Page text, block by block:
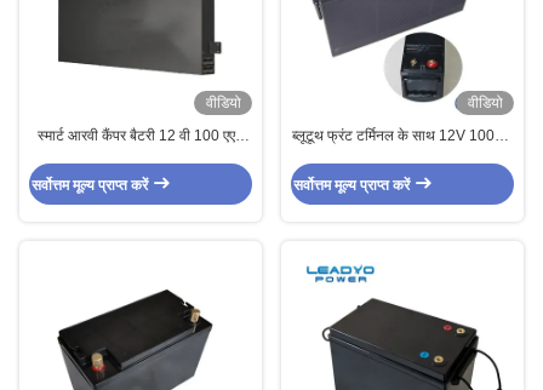
वीडियो
स्मार्ट आरवी कैंपर बैटरी 12 वी 100 एएच
सर्वोत्तम मूल्य प्राप्त करें
वीडियो
ब्लूटूथ फ्रंट टर्मिनल के साथ 12V 100Ah
सर्वोत्तम मूल्य प्राप्त करें